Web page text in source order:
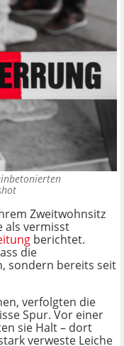
Zweitwohnsitz
als vermisst
berichtet.
die
sondern bereits seit
verfolgten die
Spur. Vor einer
sie Halt – dort
verweste Leiche